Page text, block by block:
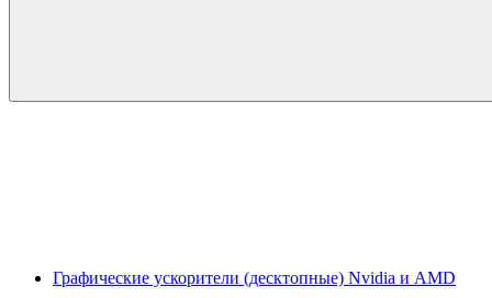
Графические ускорители (десктопные) Nvidia и AMD